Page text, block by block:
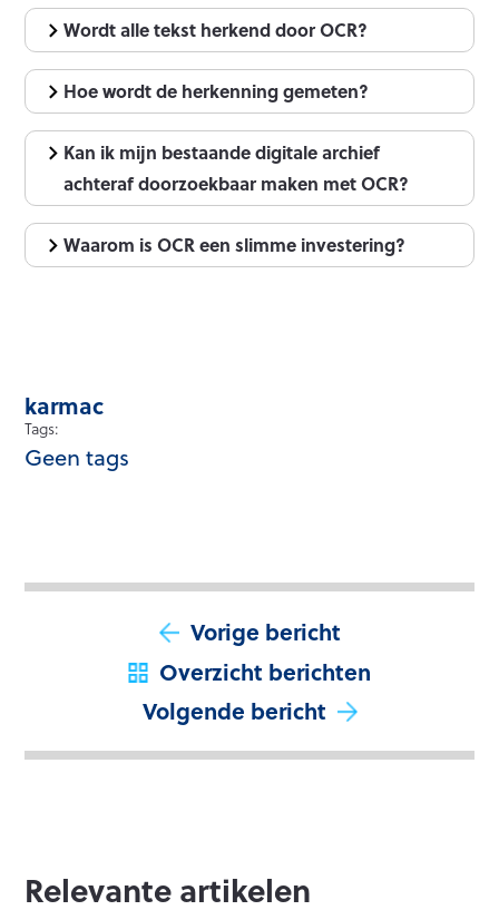
Wordt alle tekst herkend door OCR?
Hoe wordt de herkenning gemeten?
Kan ik mijn bestaande digitale archief
achteraf doorzoekbaar maken met OCR?
Waarom is OCR een slimme investering?
karmac
Tags:
Geen tags
Vorige bericht
Overzicht berichten
Volgende bericht
Relevante artikelen